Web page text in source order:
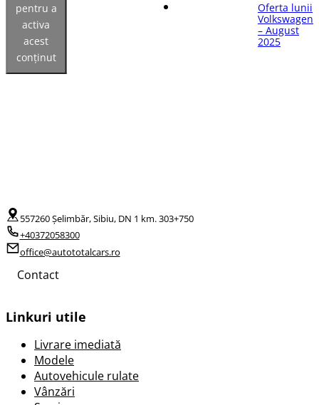
pentru a
activa
acest
conținut
Oferta lunii
Volkswagen
– August
2025
557260 Șelimbăr, Sibiu, DN 1 km. 303+750
+40372058300
office@autototalcars.ro
Contact
Linkuri utile
Livrare imediată
Modele
Autovehicule rulate
Vânzări